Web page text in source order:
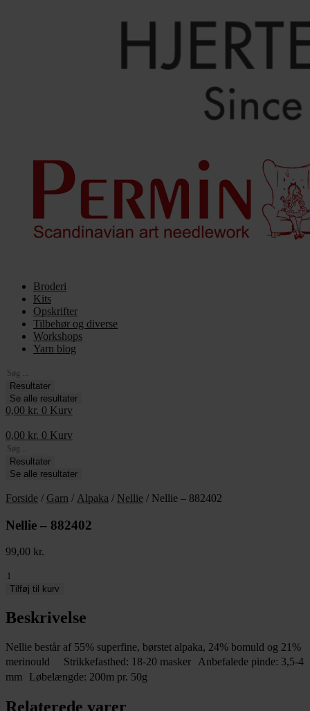
Broderi
Kits
Opskrifter
Tilbehør og diverse
Workshops
Yarn blog
Search
...Resultater
Se alle resultater
0,00 kr. 0 Kurv
0,00 kr. 0 Kurv
Search
...Resultater
Se alle resultater
Forside / Garn / Alpaka / Nellie / Nellie – 882402
Nellie – 882402
99,00 kr.
Nellie
antal
Tilføj til kurv
Beskrivelse
Nellie består af 55% superfine, børstet alpaka, 24% bomuld og 21%
merinould Strikkefasthed: 18-20 masker Anbefalede pinde: 3,5-4
mm Løbelængde: 200m pr. 50g
Relaterede varer